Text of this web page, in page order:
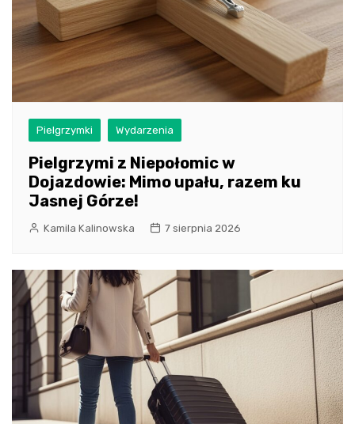
Pielgrzymki Wydarzenia
Pielgrzymi z Niepołomic w
Dojazdowie: Mimo upału, razem ku
Jasnej Górze!
Kamila Kalinowska 7 sierpnia 2026